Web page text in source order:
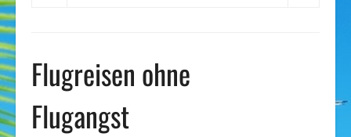
Flugreisen ohne
Flugangst